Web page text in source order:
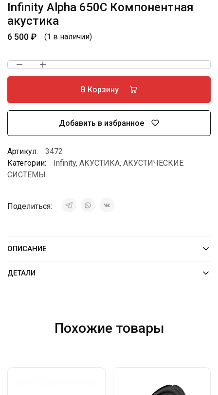
Infinity Alpha 650C Компонентная
акустика
6 500₽ (1 в наличии)
В Корзину
Добавить в избранное
Артикул:
3472
Категории:
Infinity, АКУСТИКА, АКУСТИЧЕСКИЕ
СИСТЕМЫ
Поделиться:
ОПИСАНИЕ
ДЕТАЛИ
Похожие товары